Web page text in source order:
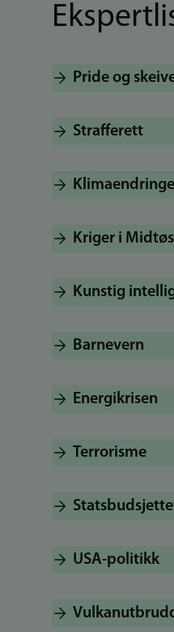
Pride og
Strafferett
Kriger i
Kunstig
Barnevern
Energikrisen
Terrorisme
USA-politikk